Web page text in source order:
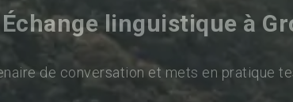
Échange linguistique à
de conversation et mets en pratique